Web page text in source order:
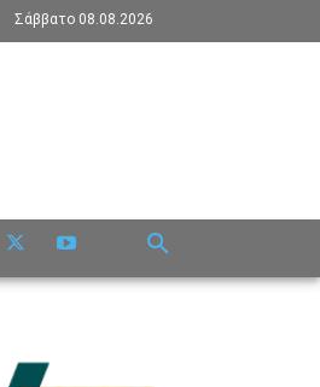
Σάββατο 08.08.2026